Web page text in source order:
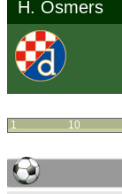
H. Osmers
1 10